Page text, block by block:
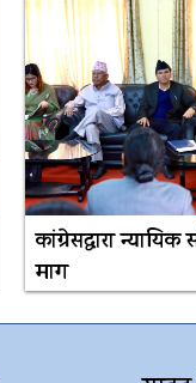
कांग्रेसद्वारा
माग